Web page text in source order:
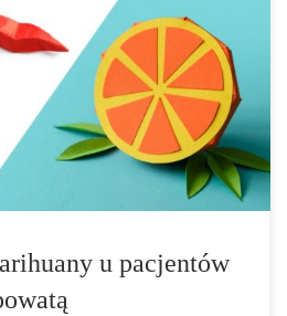
Każdego roku w Stanach
1000 dzieci z anemią sierpowatą.
jest chorobą
dotyka wiele osób o afrykańskim
normalne, czerwone krwinki
lepkie komórki, które mają nietypowy
u pacjentów